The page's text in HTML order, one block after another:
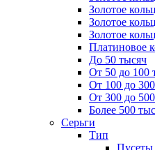
Золотое
Золотое
Золотое
Платиновое
До 50 тысяч
От 50 до 100
От 100 до
От 300 до
Более 500
Серьги
Тип
Пусеты